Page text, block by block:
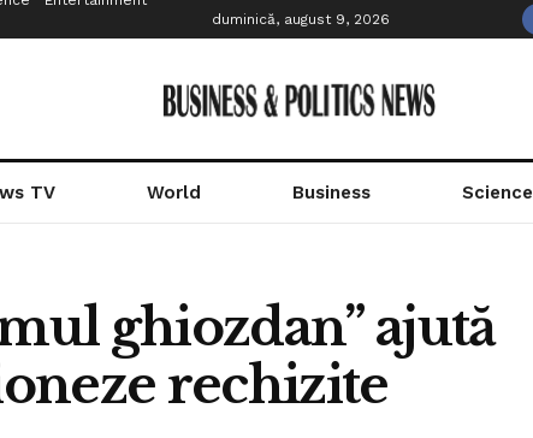
duminică, august 9, 2026
TV World Business Science
ghiozdan” ajută
rechizite